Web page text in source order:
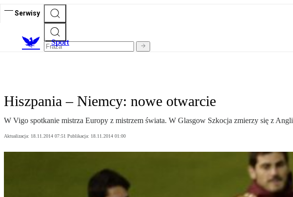
Serwisy
Sport
Hiszpania – Niemcy: nowe otwarcie
W Vigo spotkanie mistrza Europy z mistrzem świata. W Glasgow Szkocja zmierzy się z
Aktualizacja: 18.11.2014 07:51 Publikacja: 18.11.2014 01:00